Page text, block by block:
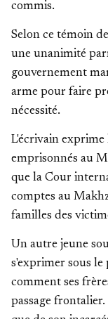
commis.
Selon ce témoin
une unanimité
gouvernement
arme pour faire
nécessité.
L'écrivain
emprisonnés au
que la Cour
comptes au
familles des
Un autre jeune
s'exprimer sous
comment ses
passage